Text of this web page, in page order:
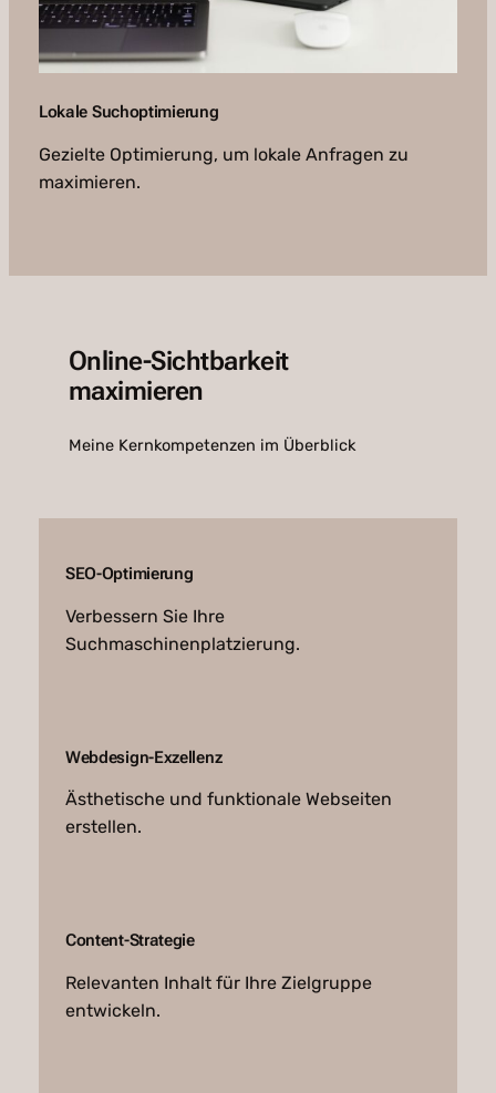
Lokale Suchoptimierung
Gezielte Optimierung, um lokale Anfragen zu
maximieren.
Online-Sichtbarkeit
maximieren
Meine Kernkompetenzen im Überblick
SEO-Optimierung
Verbessern Sie Ihre
Suchmaschinenplatzierung.
Webdesign-Exzellenz
Ästhetische und funktionale Webseiten
erstellen.
Content-Strategie
Relevanten Inhalt für Ihre Zielgruppe
entwickeln.